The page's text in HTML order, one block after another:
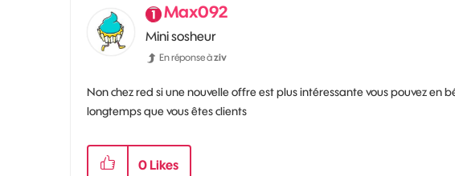
Max092
Mini sosheur
En réponse àziv
Non chez red si une nouvelle offre est plus intéressante vous pouvez
longtemps que vous êtes clients
0 Likes